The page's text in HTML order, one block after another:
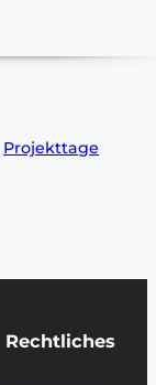
Projekttage
Rechtliches